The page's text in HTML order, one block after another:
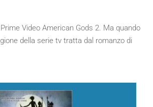
Video American Gods 2. Ma quando
della serie tv tratta dal romanzo di